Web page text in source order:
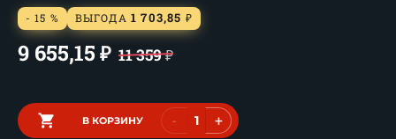
- 15 % ВЫГОДА 1 703,85 ₽
9 655,15 ₽ 11 359₽
В КОРЗИНУ - +